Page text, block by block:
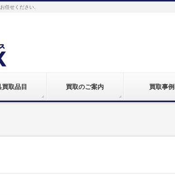
任せください.
買取品目 買取のご案内 買取事例